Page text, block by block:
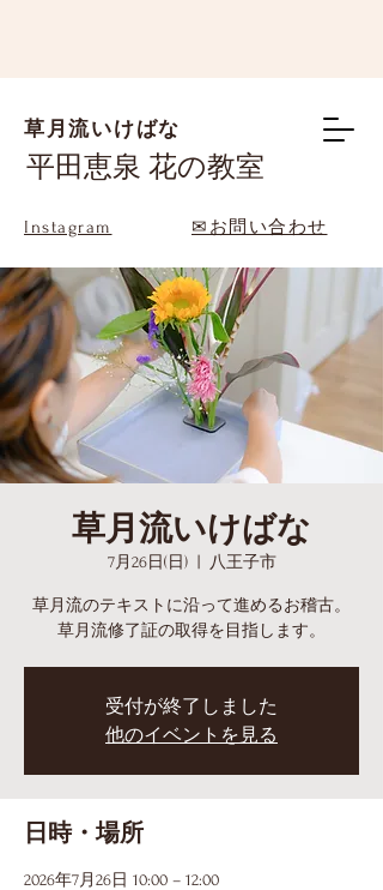
草月流いけばな
平田恵泉 花の教室
Instagram ✉お問い合わせ
草月流いけばな
7月26日(日)
  |
八王子市
草月流のテキストに沿って進めるお稽古。
草月流修了証の取得を目指します。
受付が終了しました
他のイベントを見る
日時・場所
2026年7月26日 10:00 – 12:00